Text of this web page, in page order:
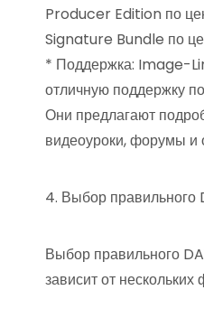
Producer Edition по
Signature Bundle по
* Поддержка: Image-
отличную поддержку
Они предлагают
видеоуроки, форумы и
4. Выбор правильного
Выбор правильного
зависит от